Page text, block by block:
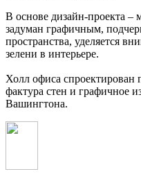
В основе дизайн-проекта –
задуман графичным,
пространства, уделяется
зелени в интерьере.
Холл офиса спроектирован
фактура стен и графичное
Вашингтона.